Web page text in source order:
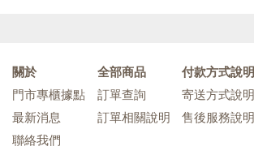
關於
門市專櫃據點
最新消息
聯絡我們
全部商品
訂單查詢
訂單相關說明
付款方式說明
寄送方式說明
售後服務說明